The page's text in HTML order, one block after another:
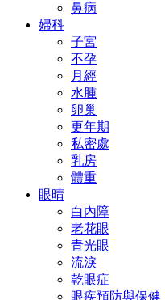
鼻病
婦科
子宮
不孕
月經
水腫
卵巢
更年期
私密處
乳房
體重
眼晴
白內障
老花眼
青光眼
流淚
乾眼症
眼疾預防與保健